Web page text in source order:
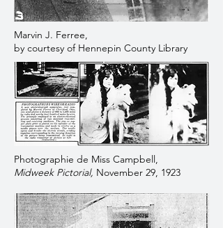
Marvin J. Ferree,
by courtesy of Hennepin County Library
Photographie de Miss Campbell,
Midweek Pictorial, November 29, 1923